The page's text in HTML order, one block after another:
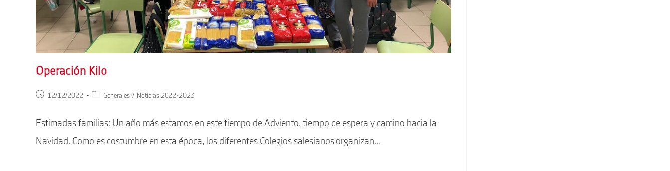
Operación Kilo
Publicación
entrada:
12/12/2022
Categoría
entrada:
Generales / Noticias 2022-2023
Estimadas familias: Un año más estamos en este tiempo de Adviento, tiempo de espera y camino hacia la
Navidad. Como es costumbre en esta época, los diferentes Colegios salesianos organizan…